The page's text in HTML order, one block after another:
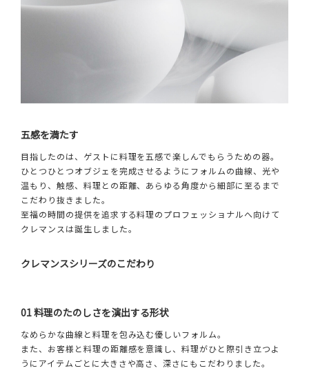
五感を満たす
目指したのは、ゲストに料理を五感で楽しんでもらうための器。
ひとつひとつオブジェを完成させるようにフォルムの曲線、光や
温もり、触感、料理との距離、あらゆる角度から細部に至るまで
こだわり抜きました。
至福の時間の提供を追求する料理のプロフェッショナルへ向けて
クレマンスは誕生しました。
クレマンスシリーズのこだわり
01 料理のたのしさを演出する形状
なめらかな曲線と料理を包み込む優しいフォルム。
また、お客様と料理の距離感を意識し、料理がひと際引き立つよ
うにアイテムごとに大きさや高さ、深さにもこだわりました。